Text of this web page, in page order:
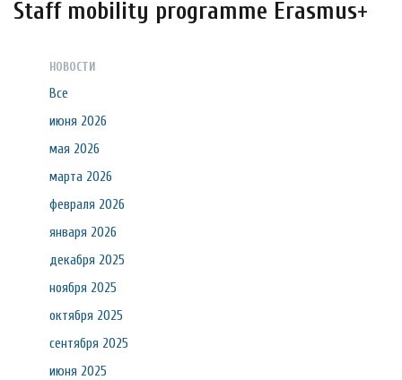
Staff mobility programme Erasmus+
НОВОСТИ
Все
июня 2026
мая 2026
марта 2026
февраля 2026
января 2026
декабря 2025
ноября 2025
октября 2025
сентября 2025
июня 2025